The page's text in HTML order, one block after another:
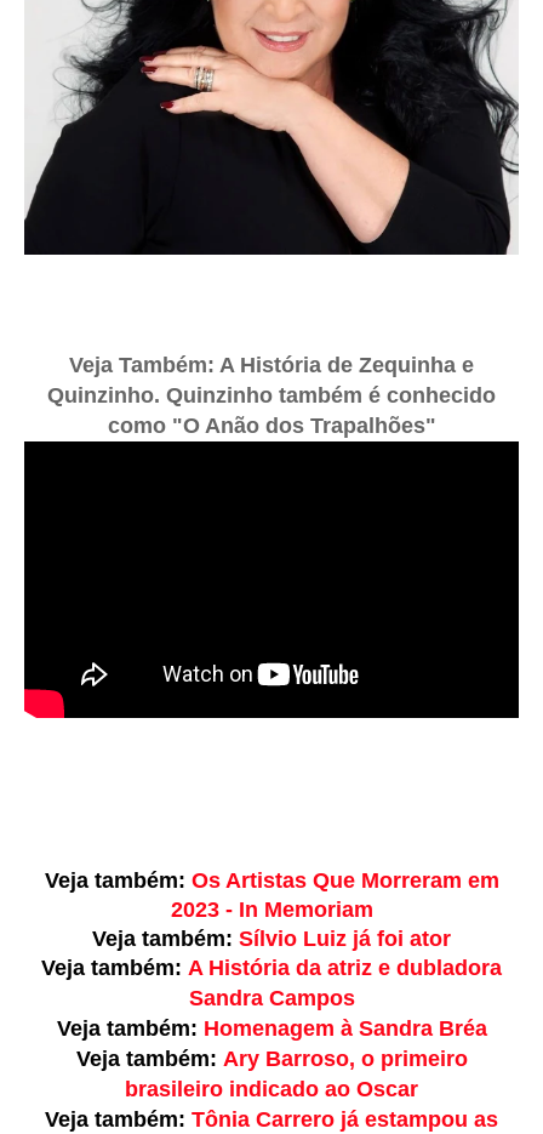
Veja Também: A História de Zequinha e
Quinzinho. Quinzinho também é conhecido
como "O Anão dos Trapalhões"
Veja também: Os Artistas Que Morreram em
2023 - In Memoriam
Veja também: Sílvio Luiz já foi ator
Veja também: A História da atriz e dubladora
Sandra Campos
Veja também: Homenagem à Sandra Bréa
Veja também: Ary Barroso, o primeiro
brasileiro indicado ao Oscar
Veja também: Tônia Carrero já estampou as